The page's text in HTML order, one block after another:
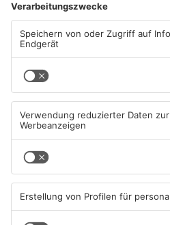
PLAY
Artikel teilen